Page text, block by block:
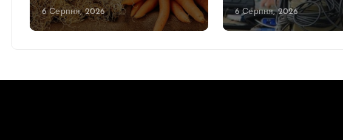
6 Серпня, 2026 6 Серпня, 2026